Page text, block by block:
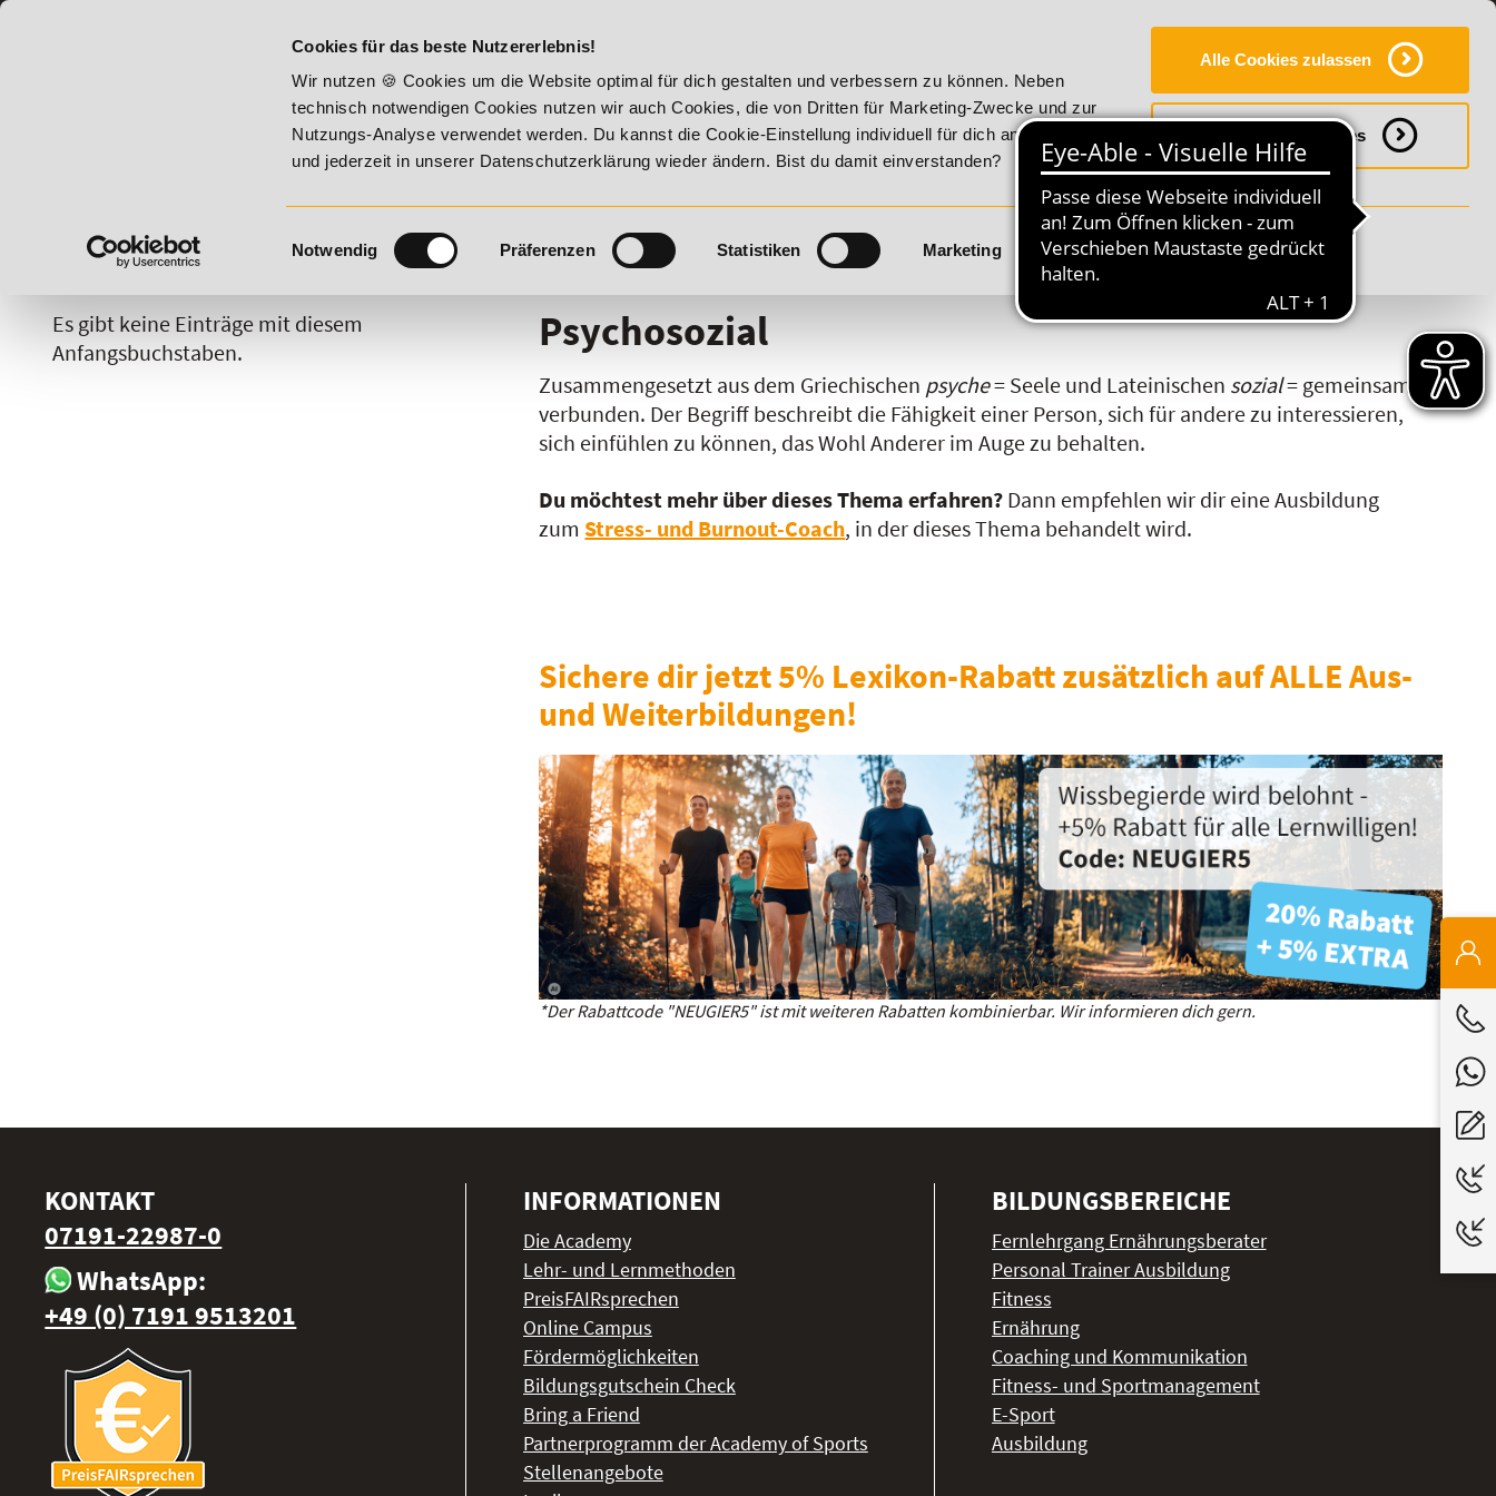
Cookies für das beste Nutzererlebnis!
Wir nutzen 🍪 Cookies um die Website optimal für dich gestalten und verbessern zu können. Neben
technisch notwendigen Cookies nutzen wir auch Cookies, die von Dritten für Marketing-Zwecke und zur
Nutzungs-Analyse verwendet werden. Du kannst die Cookie-Einstellung individuell für dich anpassen
und jederzeit in unserer Datenschutzerklärung wieder ändern. Bist du damit einverstanden?
Einwilligungsauswahl
Notwendig Präferenzen Statistiken Marketing Details anzeigen
Alle Cookies zulassen
Notwendige Cookies
KONTAKT FAQ ONLINE-CAMPUS
20% Rabatt bis 17. August 2026 - Summer Vitality! 20% Rabatt bis 17. August 2026 - Summer Vitality! 20% Rabatt bis 17. August 2026 - Summer
B C G H K L O P S T
Psychosozial
Zusammengesetzt aus dem Griechischen psyche= Seele und Lateinischen sozial= gemeinsam,
verbunden. Der Begriff beschreibt die Fähigkeit einer Person, sich für andere zu interessieren,
sich einfühlen zu können, das Wohl Anderer im Auge zu behalten.
Du möchtest mehr über dieses Thema erfahren? Dann empfehlen wir dir eine Ausbildung
zumStress- und Burnout-Coach, in der dieses Thema behandelt wird.
Sichere dir jetzt 5% Lexikon-Rabatt zusätzlich auf ALLE Aus-
und Weiterbildungen!
*Der Rabattcode "NEUGIER5" ist mit weiteren Rabatten kombinierbar. Wir informieren dich gern.
Es gibt keine Einträge mit diesem
Anfangsbuchstaben.
KONTAKT
07191-22987-0
WhatsApp:
+49 (0) 7191 9513201
INFORMATIONEN
Die Academy
Lehr- und Lernmethoden
PreisFAIRsprechen
Online Campus
Fördermöglichkeiten
Bildungsgutschein Check
Bring a Friend
Partnerprogramm der Academy of Sports
Stellenangebote
BILDUNGSBEREICHE
Fernlehrgang Ernährungsberater
Personal Trainer Ausbildung
Fitness
Ernährung
Coaching und Kommunikation
Fitness- und Sportmanagement
E-Sport
Ausbildung